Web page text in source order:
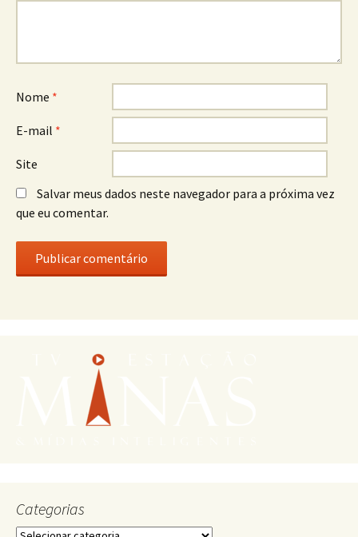
Nome *
E-mail *
Site
Salvar meus dados neste navegador para a próxima vez
que eu comentar.
Categorias
Categorias